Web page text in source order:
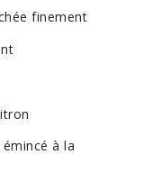
finement
à la